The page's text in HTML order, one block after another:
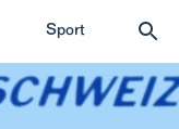
Sport